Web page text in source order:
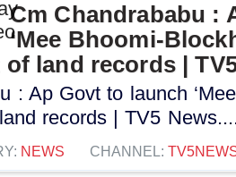
Cm Chandrababu :
‘Mee Bhoomi-
of land records |
: Ap Govt to launch
records | TV5
NEWS CHANNEL: